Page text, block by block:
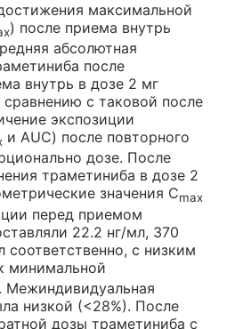
максимальной
) после приема внутрь
абсолютная
после
внутрь в дозе 2 мг
сравнению с таковой после
экспозиции
и AUC) после повторного
дозе. После
траметиниба в дозе 2
значения Cmax
перед приемом
22.2 нг/мл, 370
соответственно, с низким
минимальной
Межиндивидуальная
низкой (<28%). После
дозы траметиниба с